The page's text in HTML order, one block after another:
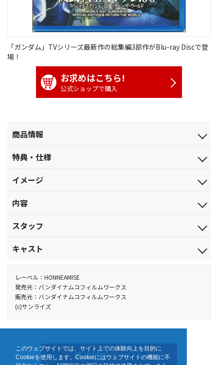
このウェブサイトでは、サイト上での体験向上を目的に
Cookieを使用します。Cookieにはウェブサイトの機能に不
「ガンダム」TVシリーズ最新作の総集編3部作がBlu-ray Discで登
場！
お求めはこちら!
公式ショップで購入
商品情報
2010.2.23
ジャンル
TVアニメ編集版
品番
BCXA-0214
税込価格(10%)
￥6,380
税抜価格
カラー／確／102分／(本編99分+映像特典3分)／ﾘﾆｱPCM(ｽﾃﾚｵ)／
AVC／BD50G／16：9<1080p High Definition>
特典・仕様
特製スリーブ／アナザージャケット仕様
特典
特製ブックレット（16ページ）
映像特典
①劇場版 機動戦士ガンダム00特報Ⅱ／ノンクレジットエンディン
②オーディオコメンタリー（出演：宮野真守、神谷浩史、本名陽
他、仕様
ジャケットは新規描き下ろし
イメージ
未来を創造するのは人類か否か
内容
■「リターン・ザ・ワールド」
ウズを裏で操り、世界を手中に収めようとしていた。一方、かつ
のイノベイターへと変革しようとしていた。人類の可能性を信じる
刹那と、イノベイドによる支配を狙うリボンズは対峙する。新た
な未来は、果たしてどちらに委ねられるのか――西暦2312年の戦乱
が、ここに完結する。
TVシリーズ『機動戦士ガンダム00』2ndシーズン第14～25話を新
規アフレコ、新作カットを加え再構成した特別編集版。
製作年度：2009
スタッフ
二／監督：長崎健司／シリーズ構成：黒田洋介／キャラクターデザ
柳瀬敬之・寺岡賢司・福地 仁・鷲尾直広・中谷誠一・大河原邦男
／美術デザイン：須江信人（ＫＵＳＡＮＡＧＩ）／美術監督：若
松栄司（ＫＵＳＡＮＡＧＩ）／色彩設計：手嶋明美／ＳＦ考証：
千葉智宏・寺岡賢司／音響監督：三間雅文／音楽：川井憲次／製
キャスト
眞一郎／アレルヤ・ハプティズム：吉野裕行／ティエリア・アー
デ：神谷浩史／スメラギ・李・ノリエガ：本名陽子／フェルト・
グレイス：高垣彩陽／沙慈・クロスロード：入野自由／ルイス・
ハレヴィ：斎藤千和／マリナ・イスマイール：恒松あゆみ／ソー
美（「ろ」は「王」に「路」と書きます）／リボンズ・アルマー
ク：蒼月 昇 他
レーベル：HONNEAMISE
発売元：バンダイナムコフィルムワークス
販売元：バンダイナムコフィルムワークス
(c)サンライズ
商品検索ページへ